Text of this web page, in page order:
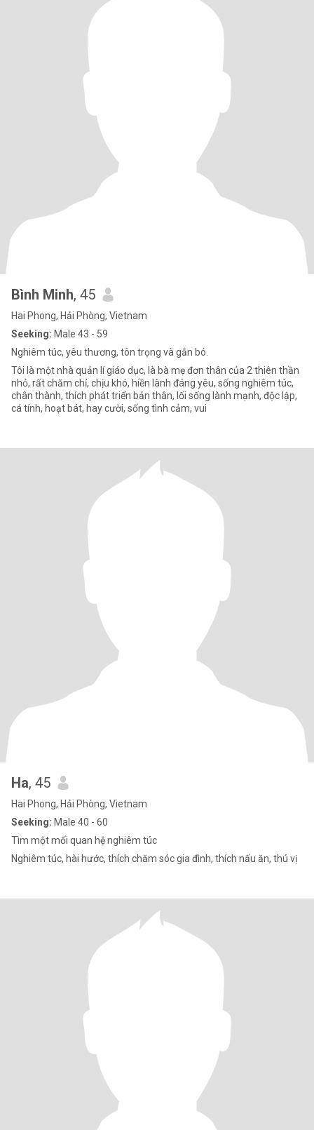
Bình Minh, 45
Hai Phong, Hải Phòng, Vietnam
Seeking: Male 43 - 59
Nghiêm túc, yêu thương, tôn trọng và gắn bó.
Tôi là một nhà quản lí giáo dục, là bà mẹ đơn thân của 2 thiên thần
nhỏ, rất chăm chỉ, chịu khó, hiền lành đáng yêu, sống nghiêm túc,
chân thành, thích phát triển bản thân, lối sống lành mạnh, độc lập,
cá tính, hoạt bát, hay cười, sống tình cảm, vui
Ha, 45
Hai Phong, Hải Phòng, Vietnam
Seeking: Male 40 - 60
Tìm một mối quan hệ nghiêm túc
Nghiêm túc, hài hước, thích chăm sóc gia đình, thích nấu ăn, thú vị